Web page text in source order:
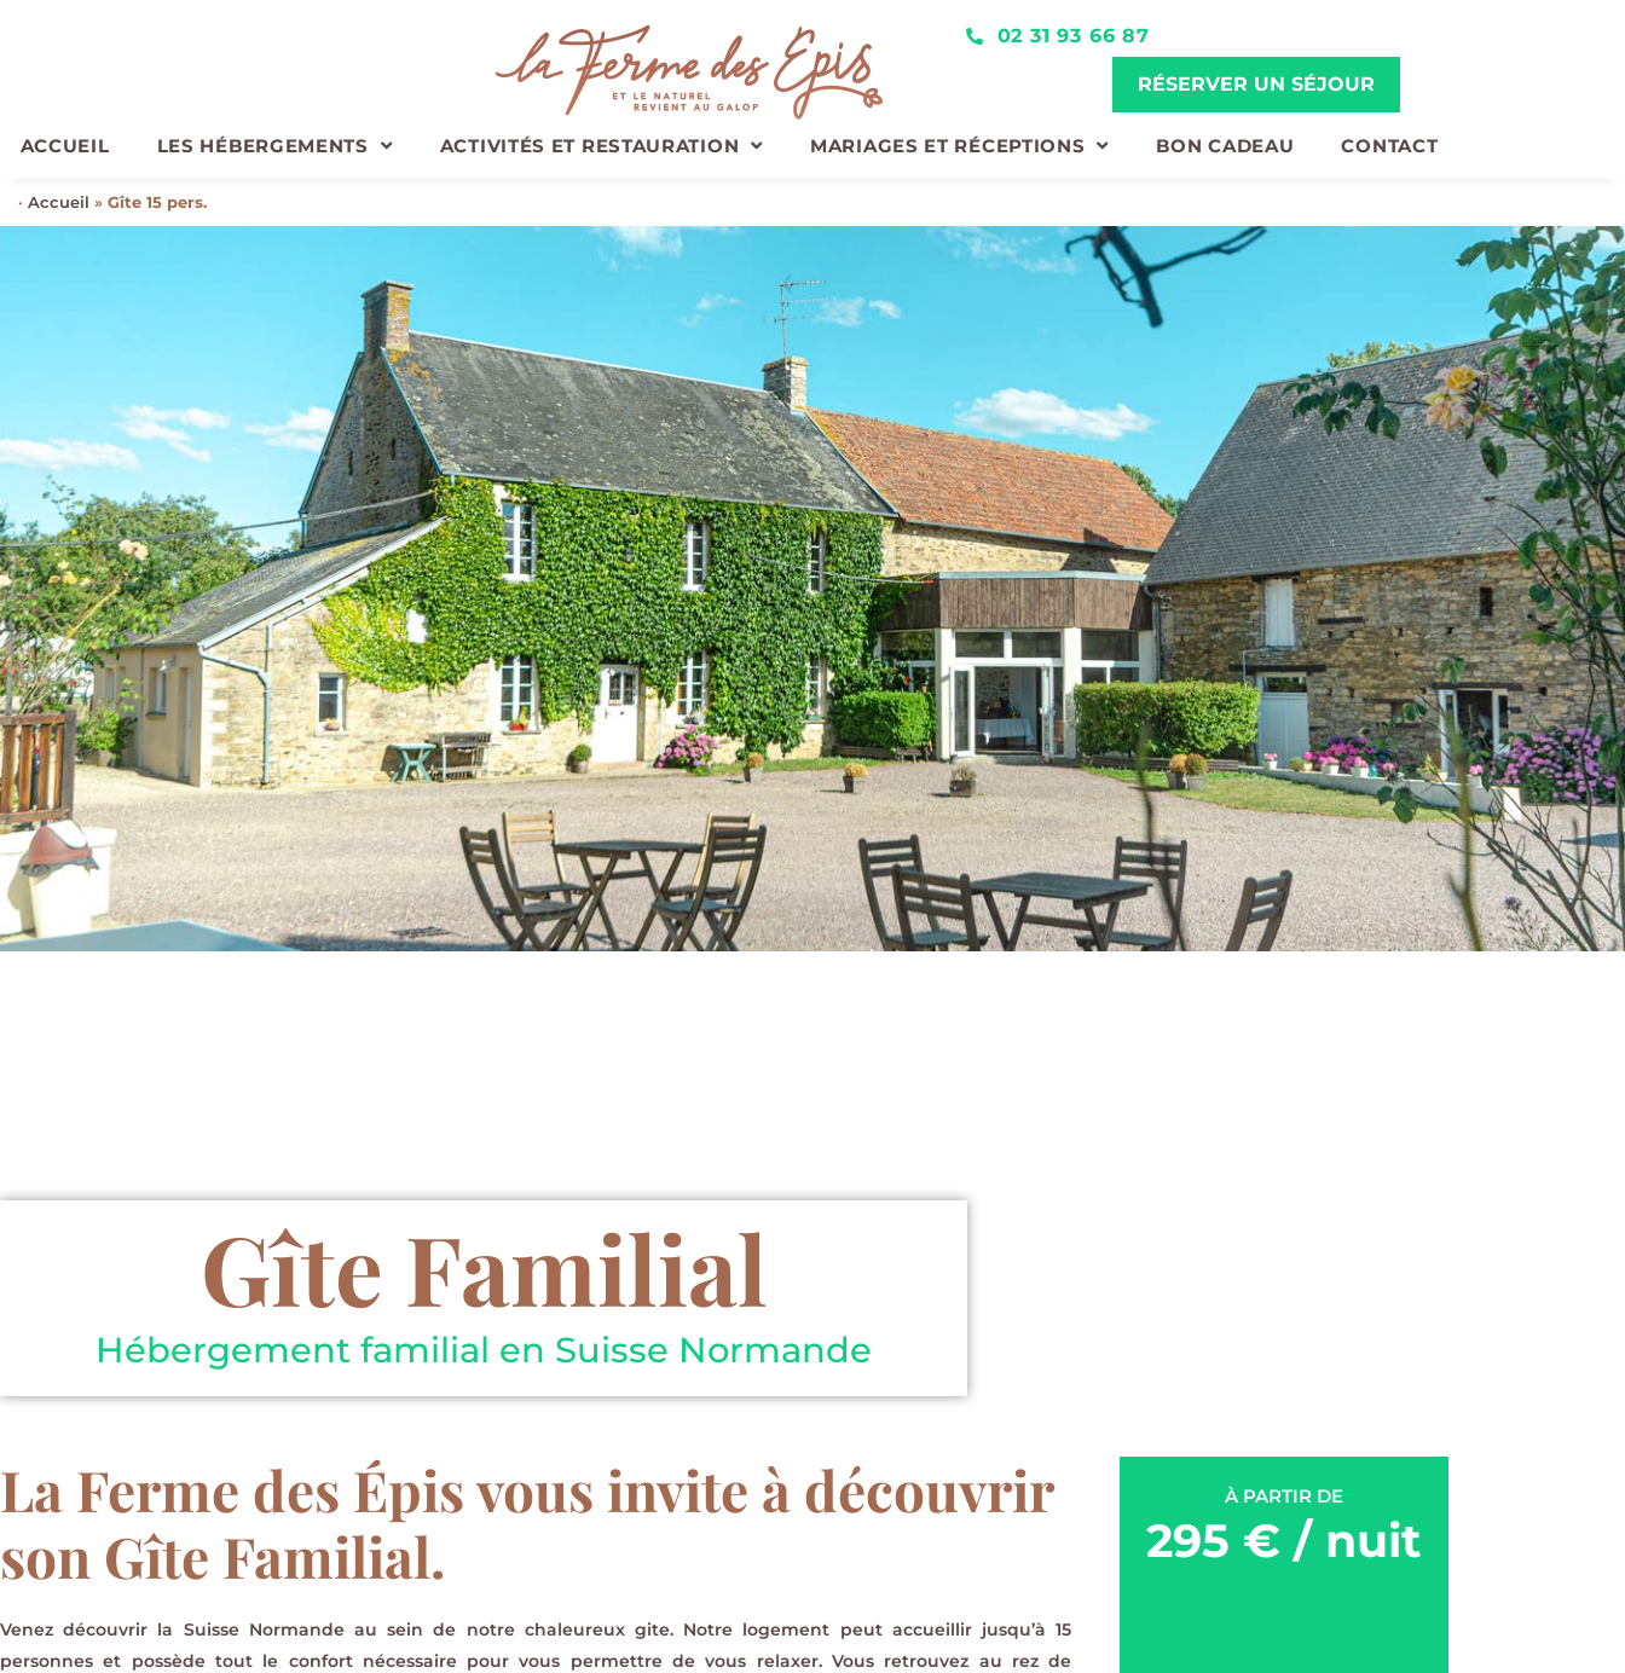
02 31 93 66 87
RÉSERVER UN SÉJOUR
ACCUEIL LES HÉBERGEMENTS ACTIVITÉS ET RESTAURATION MARIAGES ET RÉCEPTIONS BON CADEAU CONTACT
· Accueil » Gîte 15 pers.
Gîte Familial
Hébergement familial en Suisse Normande
La Ferme des Épis vous invite à découvrir
son Gîte Familial.
Venez découvrir la Suisse Normande au sein de notre chaleureux gite. Notre logement peut accueillir jusqu’à 15
personnes et possède tout le confort nécessaire pour vous permettre de vous relaxer. Vous retrouvez au rez de
À PARTIR DE
295 € / nuit